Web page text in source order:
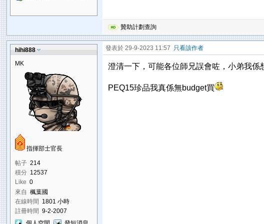
贊助計劃查詢
hihi888
MK
指揮部士官長
帖子 214
積分 12537
Like 0
來自
楓葉國
在線時間 1801 小時
註冊時間
9-2-2007
發表於 29-9-2023 11:57 只看該作者
澄清一下，可能各位師兄誤會咗，小弟我係
PEQ15珍品我真係無budget買